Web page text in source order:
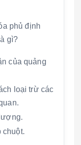
phủ định
gì?
của quảng
loại trừ các
chuột.